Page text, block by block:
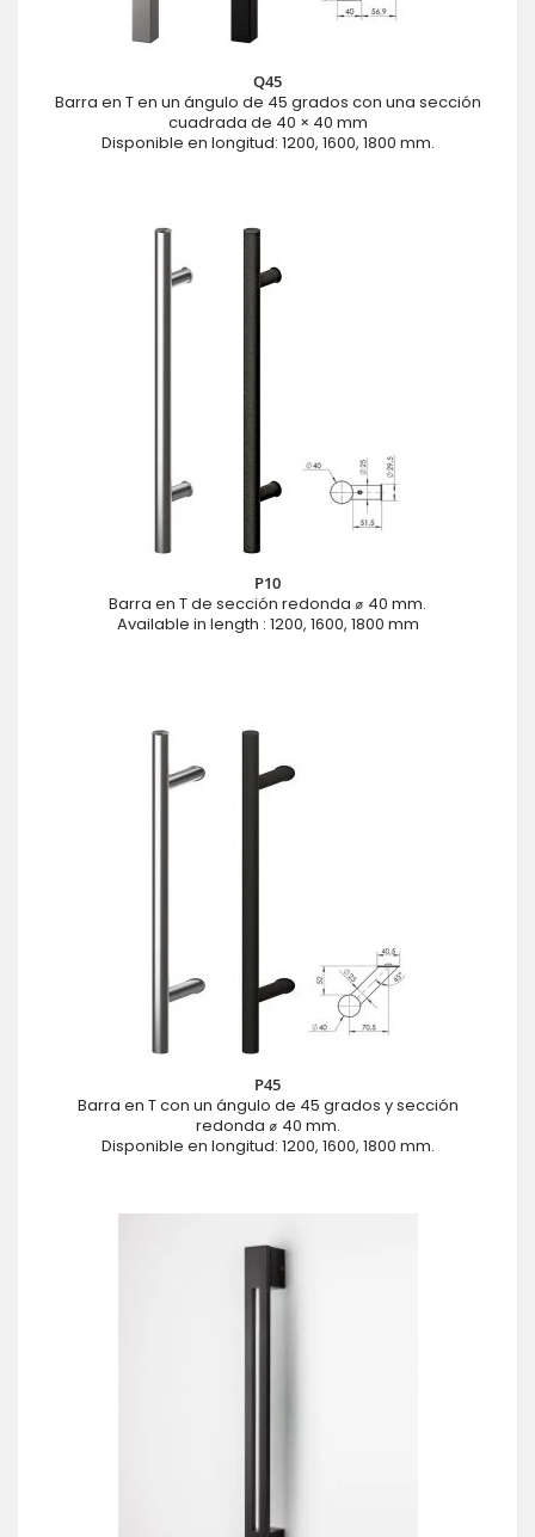
Q45
Barra en T en un ángulo de 45 grados con una sección
cuadrada de 40 × 40 mm
Disponible en longitud: 1200, 1600, 1800 mm.
P10
Barra en T de sección redonda ⌀ 40 mm.
Available in length : 1200, 1600, 1800 mm
P45
Barra en T con un ángulo de 45 grados y sección
redonda ⌀ 40 mm.
Disponible en longitud: 1200, 1600, 1800 mm.